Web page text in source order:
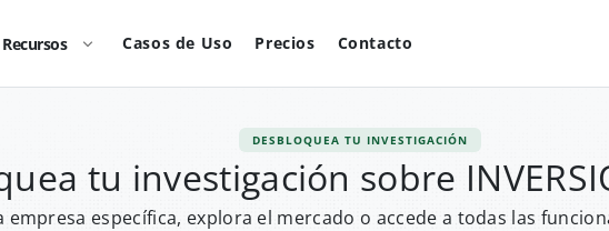
Recursos Casos de Uso Precios Contacto
DESBLOQUEA TU INVESTIGACIÓN
tu investigación sobre
empresa específica, explora el mercado o accede a todas las